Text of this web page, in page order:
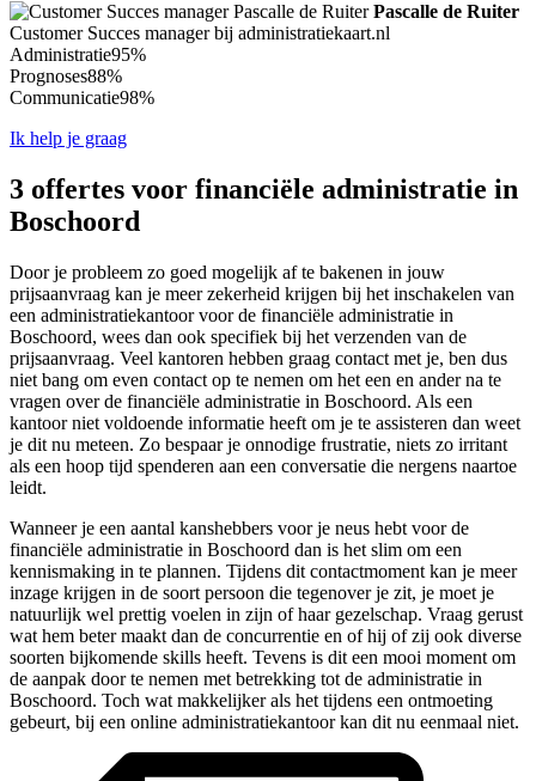
Pascalle de Ruiter
Customer Succes manager bij administratiekaart.nl
Administratie95%
Prognoses88%
Communicatie98%
Ik help je graag
3 offertes voor financiële administratie in
Boschoord
Door je probleem zo goed mogelijk af te bakenen in jouw
prijsaanvraag kan je meer zekerheid krijgen bij het inschakelen van
een administratiekantoor voor de financiële administratie in
Boschoord, wees dan ook specifiek bij het verzenden van de
prijsaanvraag. Veel kantoren hebben graag contact met je, ben dus
niet bang om even contact op te nemen om het een en ander na te
vragen over de financiële administratie in Boschoord. Als een
kantoor niet voldoende informatie heeft om je te assisteren dan weet
je dit nu meteen. Zo bespaar je onnodige frustratie, niets zo irritant
als een hoop tijd spenderen aan een conversatie die nergens naartoe
leidt.
Wanneer je een aantal kanshebbers voor je neus hebt voor de
financiële administratie in Boschoord dan is het slim om een
kennismaking in te plannen. Tijdens dit contactmoment kan je meer
inzage krijgen in de soort persoon die tegenover je zit, je moet je
natuurlijk wel prettig voelen in zijn of haar gezelschap. Vraag gerust
wat hem beter maakt dan de concurrentie en of hij of zij ook diverse
soorten bijkomende skills heeft. Tevens is dit een mooi moment om
de aanpak door te nemen met betrekking tot de administratie in
Boschoord. Toch wat makkelijker als het tijdens een ontmoeting
gebeurt, bij een online administratiekantoor kan dit nu eenmaal niet.